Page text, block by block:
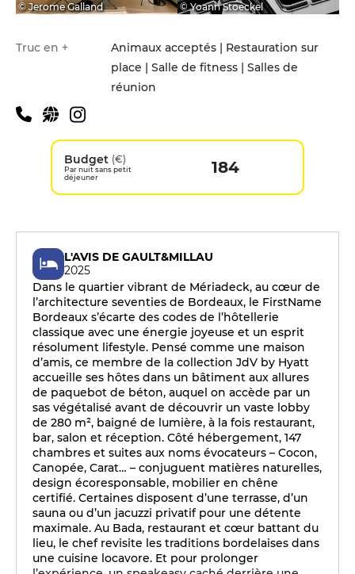
© Jerome Galland © Yoann Stoeckel
Truc en +
Animaux acceptés | Restauration sur
place | Salle de fitness | Salles de
réunion
Budget (€)
Par nuit sans petit
déjeuner
184
L'AVIS DE GAULT&MILLAU
2025
Dans le quartier vibrant de Mériadeck, au cœur de
l’architecture seventies de Bordeaux, le FirstName
Bordeaux s’écarte des codes de l’hôtellerie
classique avec une énergie joyeuse et un esprit
résolument lifestyle. Pensé comme une maison
d’amis, ce membre de la collection JdV by Hyatt
accueille ses hôtes dans un bâtiment aux allures
de paquebot de béton, auquel on accède par un
sas végétalisé avant de découvrir un vaste lobby
de 280 m², baigné de lumière, à la fois restaurant,
bar, salon et réception. Côté hébergement, 147
chambres et suites aux noms évocateurs – Cocon,
Canopée, Carat… – conjuguent matières naturelles,
design écoresponsable, mobilier en chêne
certifié. Certaines disposent d’une terrasse, d’un
sauna ou d’un jacuzzi privatif pour une détente
maximale. Au Bada, restaurant et cœur battant du
lieu, le chef revisite les traditions bordelaises dans
une cuisine locavore. Et pour prolonger